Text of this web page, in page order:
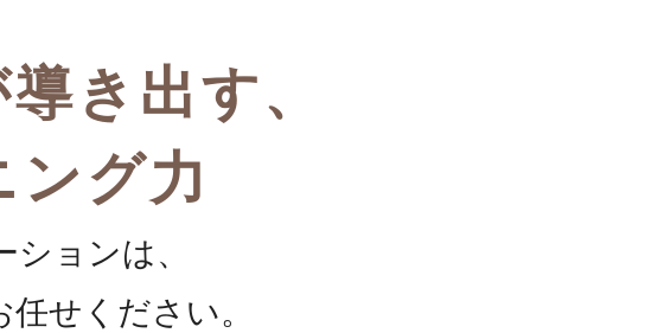
き出す、
ング力
ョンは、
せください。